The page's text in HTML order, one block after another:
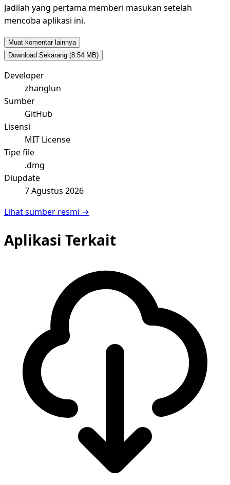
Jadilah yang pertama memberi masukan setelah
mencoba aplikasi ini.
Muat komentar lainnya
Download Sekarang (8.54 MB)
Developer
zhanglun
Sumber
GitHub
Lisensi
MIT License
Tipe file
.dmg
Diupdate
7 Agustus 2026
Lihat sumber resmi →
Aplikasi Terkait